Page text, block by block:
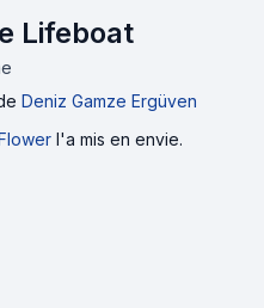
Lifeboat
Deniz Gamze Ergüven
l'a mis en envie.